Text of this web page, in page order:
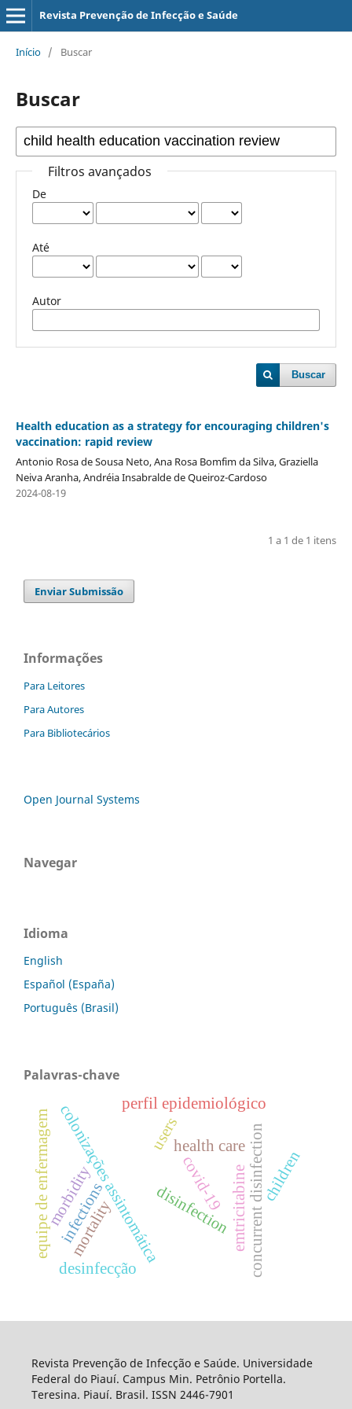
Revista Prevenção de Infecção e Saúde
Início / Buscar
Buscar
Filtros avançados
De
Até
Autor
Buscar
Health education as a strategy for encouraging children's
vaccination: rapid review
Antonio Rosa de Sousa Neto, Ana Rosa Bomfim da Silva, Graziella
Neiva Aranha, Andréia Insabralde de Queiroz-Cardoso
2024-08-19
1 a 1 de 1 itens
Enviar Submissão
Informações
Para Leitores
Para Autores
Para Bibliotecários
Open Journal Systems
Navegar
Idioma
English
Español (España)
Português (Brasil)
Palavras-chave
covid-19
colonizações assintomática
infections concurrent disinfection
health care
disinfectionemtricitabine
perfil epidemiológico
users
morbidity
mortality
equipe de enfermagem
desinfecção
children
Revista Prevenção de Infecção e Saúde. Universidade
Federal do Piauí. Campus Min. Petrônio Portella.
Teresina. Piauí. Brasil. ISSN 2446-7901